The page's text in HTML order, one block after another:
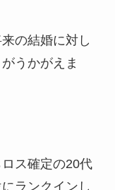
の結婚に対し
うかがえま
ス確定の20代
ランクインし